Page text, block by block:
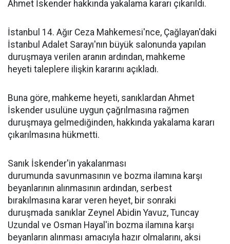
Ahmet İskender hakkında yakalama kararı çıkarıldı.
İstanbul 14. Ağır Ceza Mahkemesi'nce, Çağlayan'daki
İstanbul Adalet Sarayı'nın büyük salonunda yapılan
duruşmaya verilen aranın ardından, mahkeme
heyeti taleplere ilişkin kararını açıkladı.
Buna göre, mahkeme heyeti, sanıklardan Ahmet
İskender usulüne uygun çağrılmasına rağmen
duruşmaya gelmediğinden, hakkında yakalama kararı
çıkarılmasına hükmetti.
Sanık İskender'in yakalanması
durumunda savunmasının ve bozma ilamına karşı
beyanlarının alınmasının ardından, serbest
bırakılmasına karar veren heyet, bir sonraki
duruşmada sanıklar Zeynel Abidin Yavuz, Tuncay
Uzundal ve Osman Hayal'in bozma ilamına karşı
beyanların alınması amacıyla hazır olmalarını, aksi